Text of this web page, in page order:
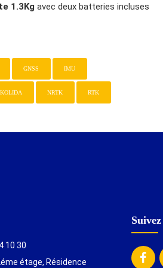
1.3Kg avec deux batteries incluses
GNSS IMU
KOLIDA NRTK RTK
10 30
étage, Résidence